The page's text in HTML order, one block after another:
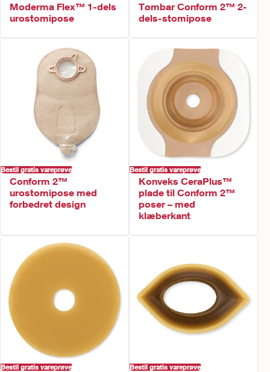
Moderma Flex™ 1-dels
urostomipose
Tømbar Conform 2™ 2-
dels-stomipose
Bestil gratis vareprøve
Conform 2™
urostomipose med
forbedret design
Bestil gratis vareprøve
Konveks CeraPlus™
plade til Conform 2™
poser – med
klæberkant
Bestil gratis vareprøve Bestil gratis vareprøve